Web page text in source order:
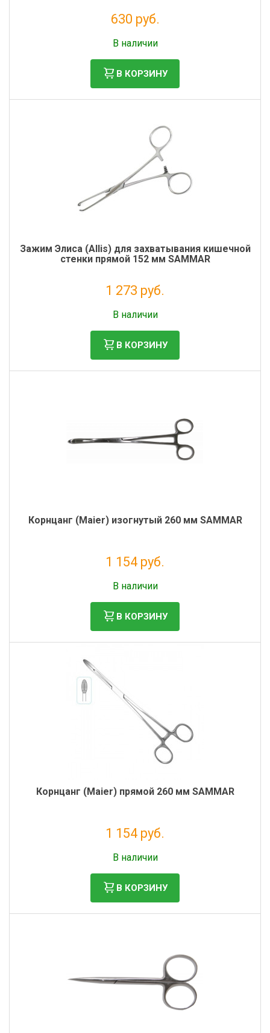
630 руб.
В наличии
В КОРЗИНУ
Зажим Элиса (Allis) для захватывания кишечной
стенки прямой 152 мм SAMMAR
1 273 руб.
В наличии
В КОРЗИНУ
Корнцанг (Maier) изогнутый 260 мм SAMMAR
1 154 руб.
В наличии
В КОРЗИНУ
Корнцанг (Maier) прямой 260 мм SAMMAR
1 154 руб.
В наличии
В КОРЗИНУ